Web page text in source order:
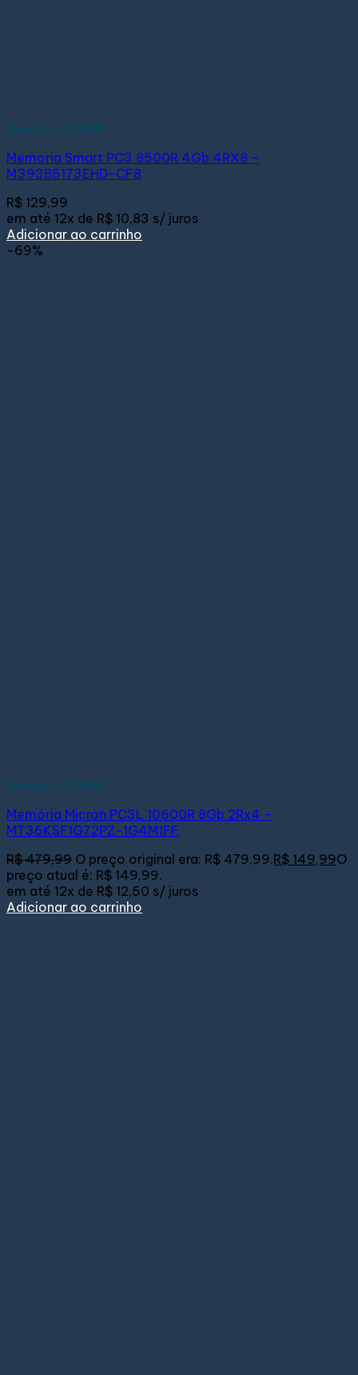
Memória RDIMM
Memoria Smart PC3 8500R 4Gb 4RX8 –
M393B5173EHD-CF8
R$ 129,99
em até 12x de R$ 10,83 s/ juros
Adicionar ao carrinho
-69%
Memória RDIMM
Memória Micron PC3L 10600R 8Gb 2Rx4 –
MT36KSF1G72PZ-1G4M1FF
R$479,99 O preço original era: R$ 479,99.R$ 149,99O
preço atual é: R$ 149,99.
em até 12x de R$ 12,50 s/ juros
Adicionar ao carrinho